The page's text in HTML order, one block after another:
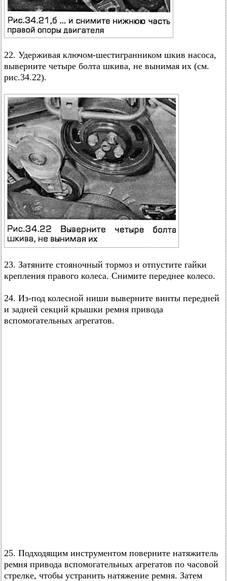
22. Удерживая ключом-шестигранником шкив насоса,
выверните четыре болта шкива, не вынимая их (см.
рис.34.22).
23. Затяните стояночный тормоз и отпустите гайки
крепления правого колеса. Снимите переднее колесо.
24. Из-под колесной ниши выверните винты передней
и задней секций крышки ремня привода
вспомогательных агрегатов.
25. Подходящим инструментом поверните натяжитель
ремня привода вспомогательных агрегатов по часовой
стрелке, чтобы устранить натяжение ремня. Затем